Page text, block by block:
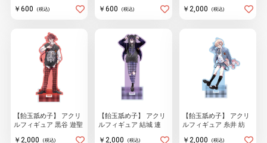
￥600 (税込) ￥600 (税込) ￥2,000 (税込)
【飴玉舐め子】 アクリ
ルフィギュア 黒谷 遊聖
￥2,000 (税込)
【飴玉舐め子】 アクリ
ルフィギュア 結城 連
￥2,000 (税込)
【飴玉舐め子】 アクリ
ルフィギュア 糸井 紡
￥2,000 (税込)